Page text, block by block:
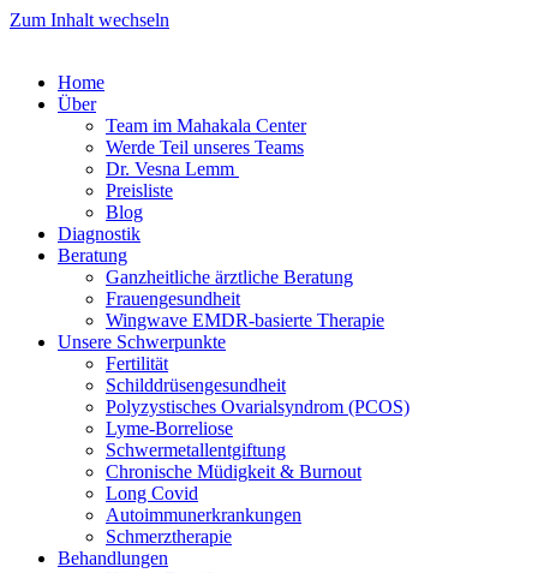
Zum Inhalt wechseln
Home
Über
Team im Mahakala Center
Werde Teil unseres Teams
Dr. Vesna Lemm ​
Preisliste
Blog
Diagnostik
Beratung
Ganzheitliche ärztliche Beratung
Frauen­gesundheit
Wingwave EMDR-basierte Therapie
Unsere Schwerpunkte
Fertilität
Schilddrüsengesundheit
Polyzystisches Ovarialsyndrom (PCOS)
Lyme-Borreliose
Schwermetallentgiftung
Chronische Müdigkeit & Burnout
Long Covid
Autoimmunerkrankungen
Schmerztherapie
Behandlungen